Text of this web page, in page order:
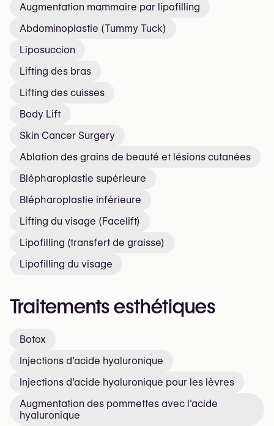
Augmentation mammaire par lipofilling
Abdominoplastie (Tummy Tuck)
Liposuccion
Lifting des bras
Lifting des cuisses
Body Lift
Skin Cancer Surgery
Ablation des grains de beauté et lésions cutanées
Blépharoplastie supérieure
Blépharoplastie inférieure
Lifting du visage (Facelift)
Lipofilling (transfert de graisse)
Lipofilling du visage
Traitements esthétiques
Botox
Injections d’acide hyaluronique
Injections d’acide hyaluronique pour les lèvres
Augmentation des pommettes avec l'acide
hyaluronique